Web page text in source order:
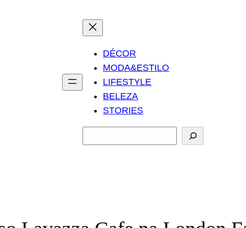
DÉCOR
MODA&ESTILO
LIFESTYLE
BELEZA
STORIES
e